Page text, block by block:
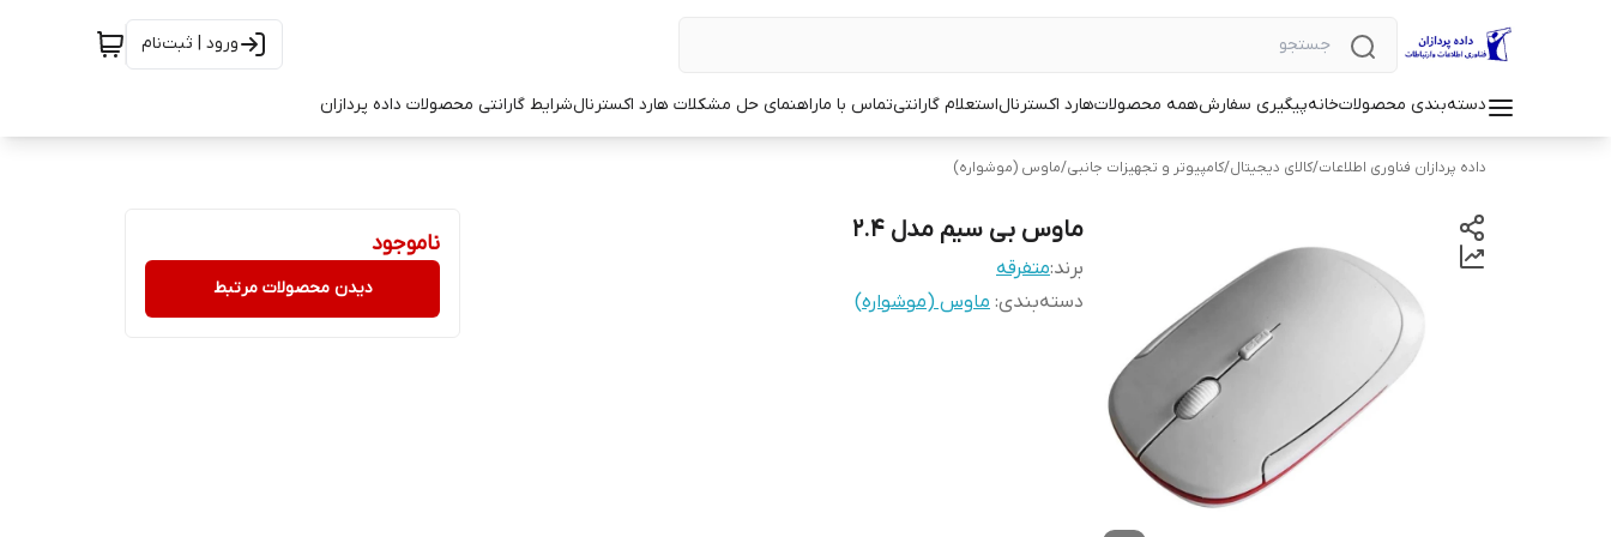
ورود | ثبت‌نام
دسته‌بندی محصولاتخانهپیگیری سفارشهمه محصولاتهارد اکسترنالاستعلام گارانتیتماس با ماراهنمای حل مشکلات هارد اکسترنالشرایط گارانتی محصولات داده پردازان
داده پردازان فناوری اطلاعات/کالای دیجیتال/کامپیوتر و تجهیزات جانبی/ماوس (موشواره)
ماوس بی سیم مدل 2.4
برند:متفرقه
دسته‌بندی: ماوس (موشواره)
ناموجود
دیدن محصولات مرتبط